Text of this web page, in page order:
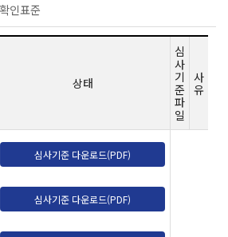
인표준
상태
심
사
기
준
파
일
사
유
심사기준 다운로드(PDF)
심사기준 다운로드(PDF)